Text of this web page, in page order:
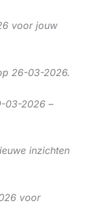
voor jouw
26-03-2026.
03-2026 –
inzichten
voor